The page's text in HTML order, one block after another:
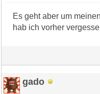
Es geht aber um
hab ich vorher
gado